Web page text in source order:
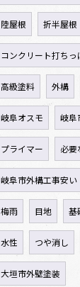
陸屋根 折半屋根
コンクリート打ちっ
高級塗料 外構
岐阜オスモ 岐阜
プライマー 必要
岐阜市外構工事安い
梅雨 目地 基
水性 つや消し
大垣市外壁塗装